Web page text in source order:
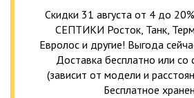
Скидки 31 августа от 4 до
СЕПТИКИ Росток, Танк,
Евролос и другие! Выгода
Доставка бесплатно или со
(зависит от модели и
Бесплатное